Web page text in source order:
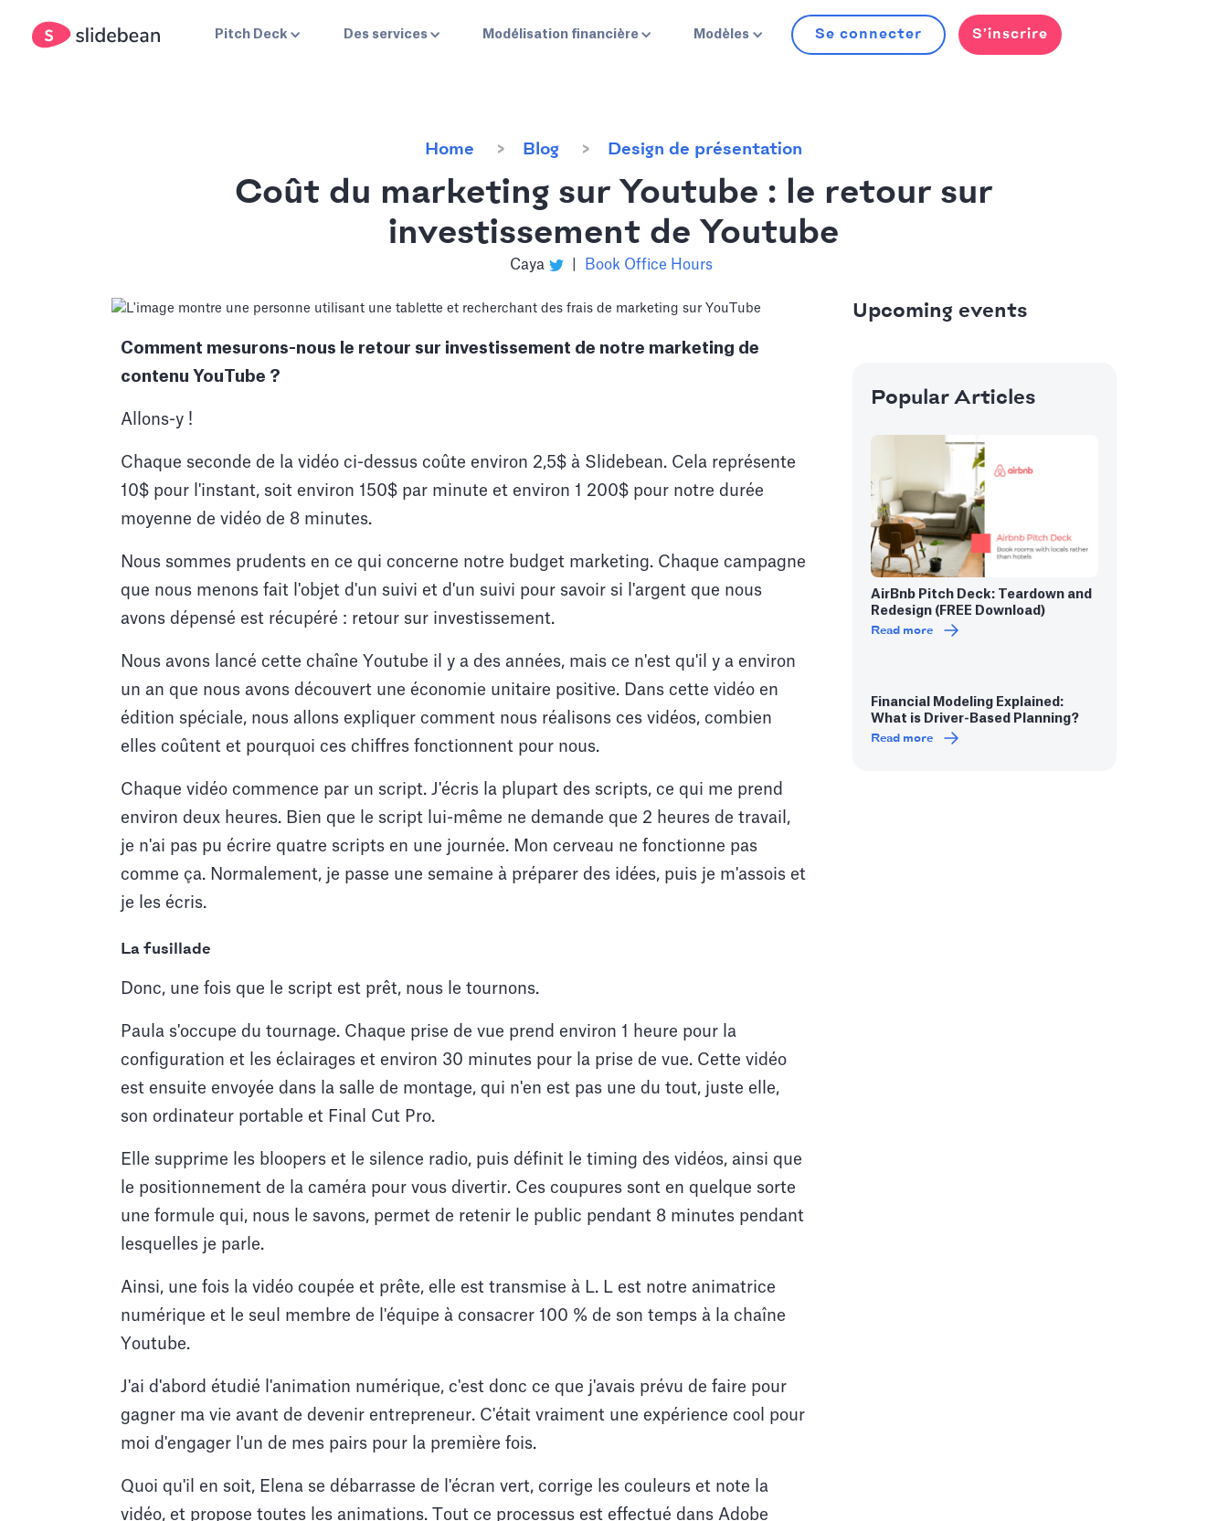
Pitch Deck Des services Modélisation financière Modèles Se connecter S’inscrire
Home Blog Design de présentation
Coût du marketing sur Youtube : le retour sur
investissement de Youtube
Caya Book Office Hours
Comment mesurons-nous le retour sur investissement de notre marketing de
contenu YouTube ?
Allons-y !
Chaque seconde de la vidéo ci-dessus coûte environ 2,5$ à Slidebean. Cela représente
10$ pour l'instant, soit environ 150$ par minute et environ 1 200$ pour notre durée
moyenne de vidéo de 8 minutes.
Nous sommes prudents en ce qui concerne notre budget marketing. Chaque campagne
que nous menons fait l'objet d'un suivi et d'un suivi pour savoir si l'argent que nous
avons dépensé est récupéré : retour sur investissement.
Nous avons lancé cette chaîne Youtube il y a des années, mais ce n'est qu'il y a environ
un an que nous avons découvert une économie unitaire positive. Dans cette vidéo en
édition spéciale, nous allons expliquer comment nous réalisons ces vidéos, combien
elles coûtent et pourquoi ces chiffres fonctionnent pour nous.
Chaque vidéo commence par un script. J'écris la plupart des scripts, ce qui me prend
environ deux heures. Bien que le script lui-même ne demande que 2 heures de travail,
je n'ai pas pu écrire quatre scripts en une journée. Mon cerveau ne fonctionne pas
comme ça. Normalement, je passe une semaine à préparer des idées, puis je m'assois et
je les écris.
La fusillade
Donc, une fois que le script est prêt, nous le tournons.
Paula s'occupe du tournage. Chaque prise de vue prend environ 1 heure pour la
configuration et les éclairages et environ 30 minutes pour la prise de vue. Cette vidéo
est ensuite envoyée dans la salle de montage, qui n'en est pas une du tout, juste elle,
son ordinateur portable et Final Cut Pro.
Elle supprime les bloopers et le silence radio, puis définit le timing des vidéos, ainsi que
le positionnement de la caméra pour vous divertir. Ces coupures sont en quelque sorte
une formule qui, nous le savons, permet de retenir le public pendant 8 minutes pendant
lesquelles je parle.
Ainsi, une fois la vidéo coupée et prête, elle est transmise à L. L est notre animatrice
numérique et le seul membre de l'équipe à consacrer 100 % de son temps à la chaîne
Youtube.
J'ai d'abord étudié l'animation numérique, c'est donc ce que j'avais prévu de faire pour
gagner ma vie avant de devenir entrepreneur. C'était vraiment une expérience cool pour
moi d'engager l'un de mes pairs pour la première fois.
Quoi qu'il en soit, Elena se débarrasse de l'écran vert, corrige les couleurs et note la
vidéo, et propose toutes les animations. Tout ce processus est effectué dans Adobe
Upcoming events
Popular Articles
AirBnb Pitch Deck: Teardown and
Redesign (FREE Download)
Read more
Financial Modeling Explained:
What is Driver-Based Planning?
Read more